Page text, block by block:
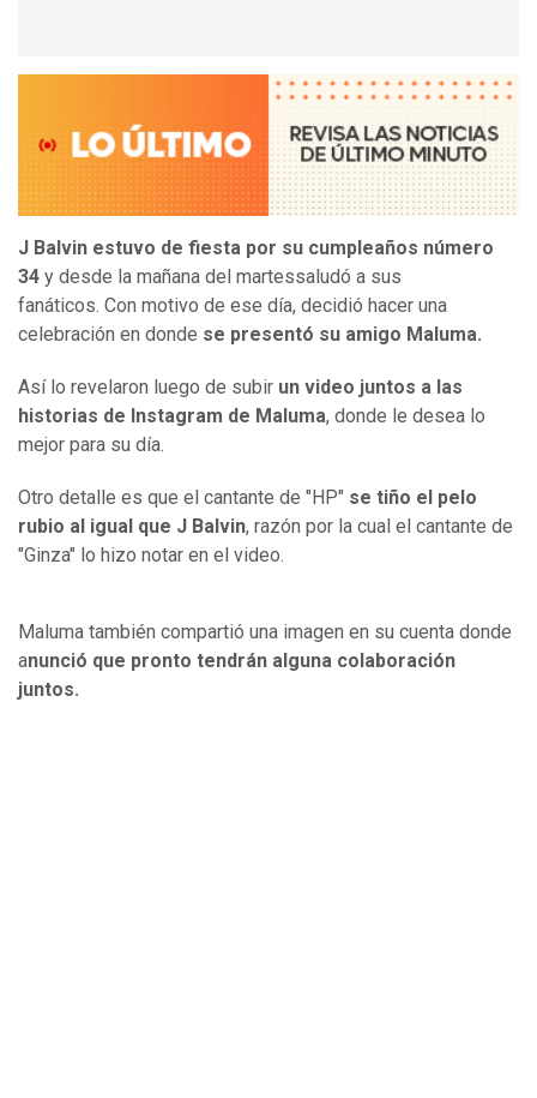
J Balvin estuvo de fiesta por su cumpleaños número
34 y desde la mañana del martessaludó a sus
fanáticos. Con motivo de ese día, decidió hacer una
celebración en donde se presentó su amigo Maluma.
Así lo revelaron luego de subir un video juntos a las
historias de Instagram de Maluma, donde le desea lo
mejor para su día.
Otro detalle es que el cantante de "HP" se tiño el pelo
rubio al igual que J Balvin, razón por la cual el cantante de
"Ginza" lo hizo notar en el video.
Maluma también compartió una imagen en su cuenta donde
anunció que pronto tendrán alguna colaboración
juntos.